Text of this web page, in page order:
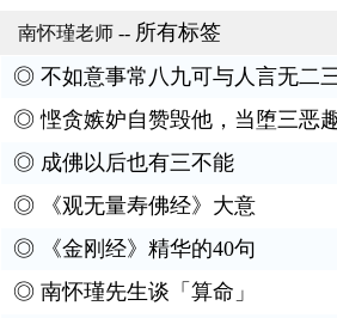
南怀瑾老师 -- 所有标签
◎ 不如意事常八九可与人言无二
◎悭贪嫉妒自赞毁他，当堕三恶
◎ 成佛以后也有三不能
◎
《观无量寿佛经》大意
◎
《金刚经》精华的40句
◎ 南怀瑾先生谈「算命」